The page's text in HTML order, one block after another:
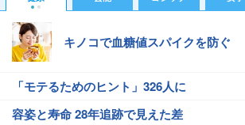
キノコで血糖値スパイクを防ぐ
「モテるためのヒント」326人に
容姿と寿命 28年追跡で見えた差